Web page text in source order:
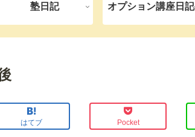
塾日記 オプション講座日記
はてブ Pocket